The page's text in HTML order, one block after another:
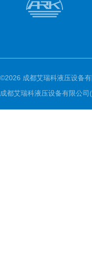
©2026 成都艾瑞科液压设备
成都艾瑞科液压设备有限公